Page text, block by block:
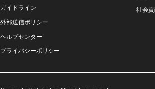
ガイドライン
外部送信ポリシー
ヘルプセンター
プライバシーポリシー
社会